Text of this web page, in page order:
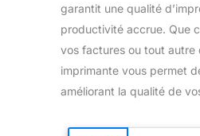
garantit une qualité
productivité accrue. Que
vos factures ou tout autre
imprimante vous permet
améliorant la qualité de